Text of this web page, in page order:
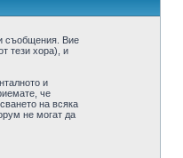
съобщения. Вие
тези хора), и
и
че
на всяка
не могат да